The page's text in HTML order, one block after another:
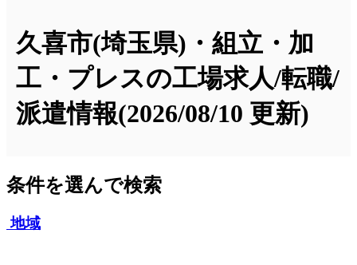
久喜市(埼玉県)・組立・加
工・プレスの工場求人/転職/
派遣情報(2026/08/10 更新)
条件を選んで検索
地域